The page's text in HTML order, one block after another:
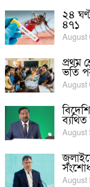
২৪
৪৭১
August
প্রথম
ভর্তি
August
ব্যথিত
August
August